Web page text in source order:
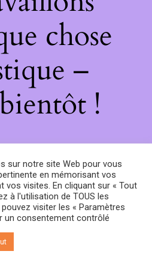
chose
–
!
sur notre site Web pour vous
en mémorisant vos
vos visites. En cliquant sur « Tout
à l'utilisation de TOUS les
visiter les « Paramètres
un consentement contrôlé